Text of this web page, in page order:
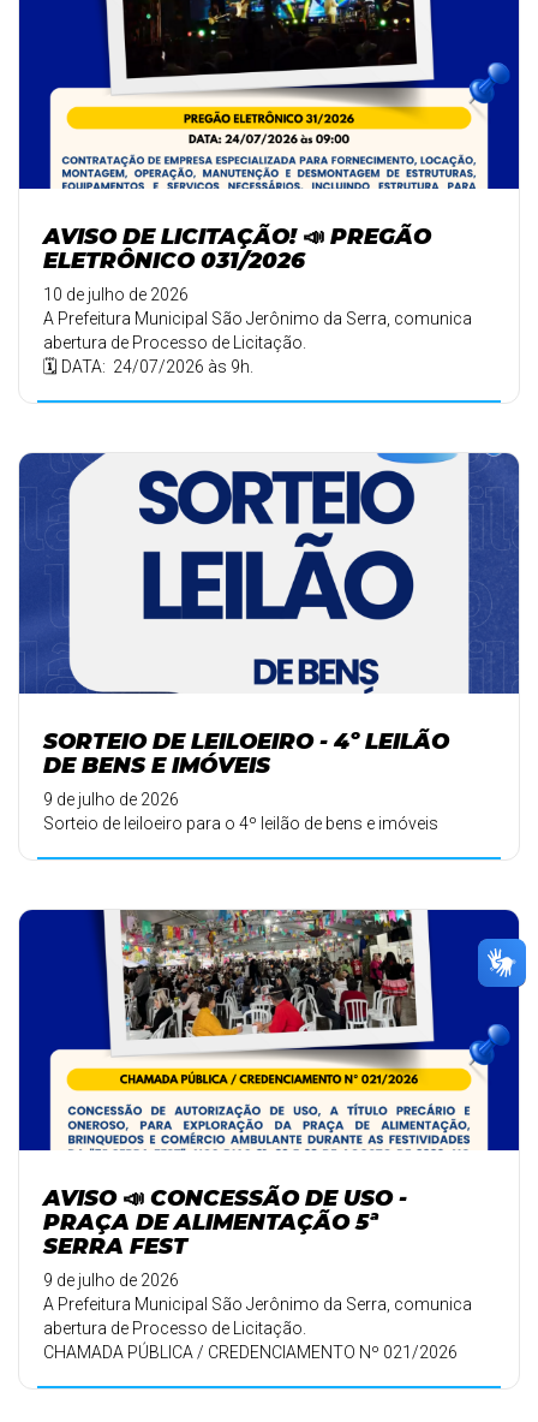
AVISO DE LICITAÇÃO! 📣 PREGÃO
ELETRÔNICO 031/2026
10 de julho de 2026
A Prefeitura Municipal São Jerônimo da Serra, comunica
abertura de Processo de Licitação.
🗓️ DATA: 24/07/2026 às 9h.
SORTEIO DE LEILOEIRO - 4º LEILÃO
DE BENS E IMÓVEIS
9 de julho de 2026
Sorteio de leiloeiro para o 4º leilão de bens e imóveis
AVISO 📣 CONCESSÃO DE USO -
PRAÇA DE ALIMENTAÇÃO 5ª
SERRA FEST
9 de julho de 2026
A Prefeitura Municipal São Jerônimo da Serra, comunica
abertura de Processo de Licitação.
CHAMADA PÚBLICA / CREDENCIAMENTO Nº 021/2026